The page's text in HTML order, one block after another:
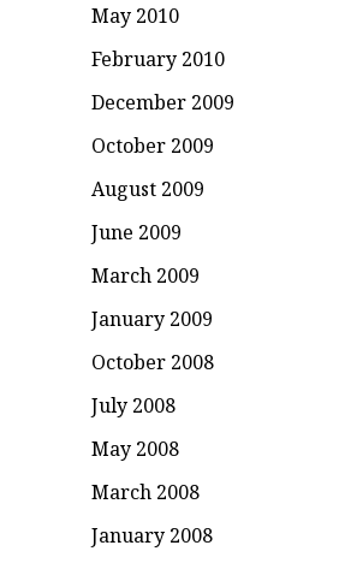
May 2010
February 2010
December 2009
October 2009
August 2009
June 2009
March 2009
January 2009
October 2008
July 2008
May 2008
March 2008
January 2008